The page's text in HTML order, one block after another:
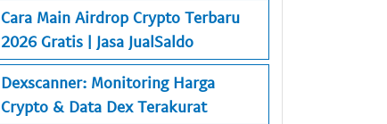
Cara Main Airdrop Crypto Terbaru
2026 Gratis | Jasa JualSaldo
Dexscanner: Monitoring Harga
Crypto & Data Dex Terakurat